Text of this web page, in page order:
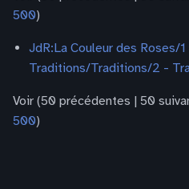
500)
JdR:La Couleur des Roses/
Traditions/Traditions/2 -
Voir (50 précédentes | 50
500)